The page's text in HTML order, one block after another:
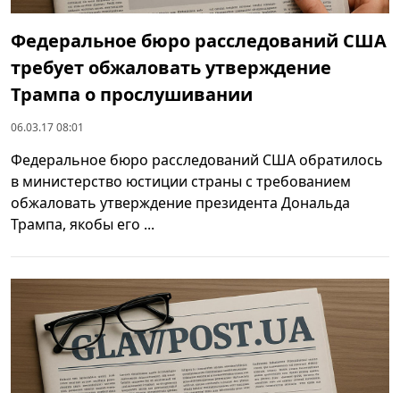
Федеральное бюро расследований США
требует обжаловать утверждение
Трампа о прослушивании
06.03.17 08:01
Федеральное бюро расследований США обратилось
в министерство юстиции страны с требованием
обжаловать утверждение президента Дональда
Трампа, якобы его ...